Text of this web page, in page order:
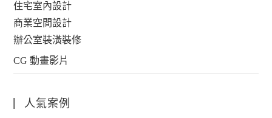
住宅室內設計
商業空間設計
辦公室裝潢裝修
CG 動畫影片
人氣案例